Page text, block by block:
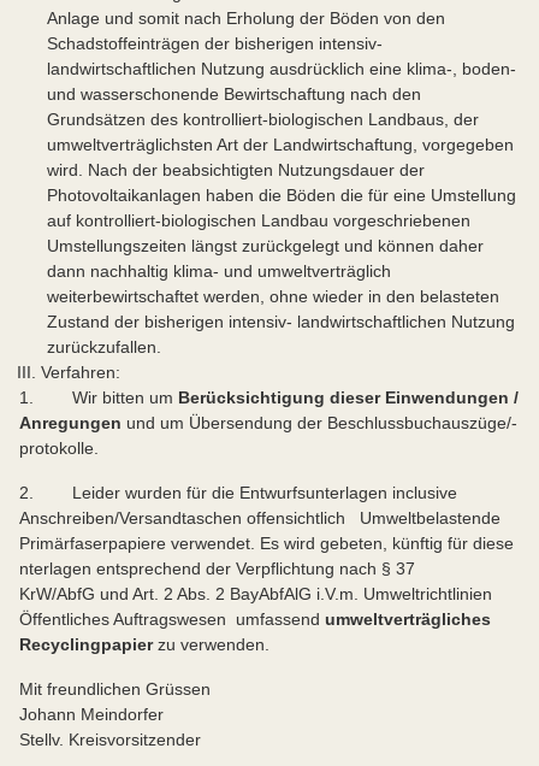
Anlage und somit nach Erholung der Böden von den
Schadstoffeinträgen der bisherigen intensiv-
landwirtschaftlichen Nutzung ausdrücklich eine klima-, boden-
und wasserschonende Bewirtschaftung nach den
Grundsätzen des kontrolliert-biologischen Landbaus, der
umweltverträglichsten Art der Landwirtschaftung, vorgegeben
wird. Nach der beabsichtigten Nutzungsdauer der
Photovoltaikanlagen haben die Böden die für eine Umstellung
auf kontrolliert-biologischen Landbau vorgeschriebenen
Umstellungszeiten längst zurückgelegt und können daher
dann nachhaltig klima- und umweltverträglich
weiterbewirtschaftet werden, ohne wieder in den belasteten
Zustand der bisherigen intensiv- landwirtschaftlichen Nutzung
zurückzufallen.
III. Verfahren:
1. Wir bitten um Berücksichtigung dieser Einwendungen /
Anregungen und um Übersendung der Beschlussbuchauszüge/-
protokolle.
2. Leider wurden für die Entwurfsunterlagen inclusive
Anschreiben/Versandtaschen offensichtlich Umweltbelastende
Primärfaserpapiere verwendet. Es wird gebeten, künftig für diese
nterlagen entsprechend der Verpflichtung nach § 37
KrW/AbfG und Art. 2 Abs. 2 BayAbfAlG i.V.m. Umweltrichtlinien
Öffentliches Auftragswesen umfassend umweltverträgliches
Recyclingpapierzu verwenden.
Mit freundlichen Grüssen
Johann Meindorfer
Stellv. Kreisvorsitzender